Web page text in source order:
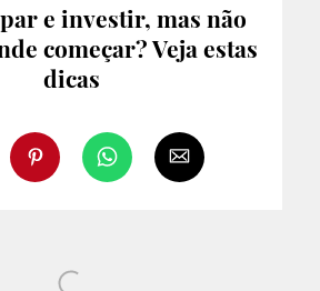
e investir, mas não
começar? Veja estas
dicas